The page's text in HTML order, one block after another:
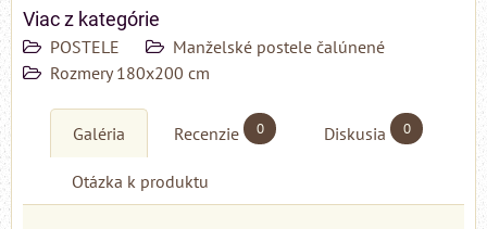
Viac z kategórie
POSTELE
Manželské postele čalúnené
Rozmery 180x200 cm
Galéria Recenzie 0 Diskusia 0
Otázka k produktu